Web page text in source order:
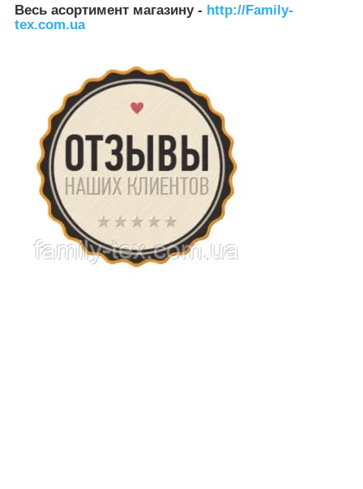
Весь асортимент магазину - http://Family-
tex.com.ua